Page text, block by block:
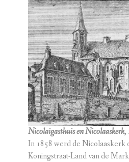
Nicolaigasthuis en Nicolaaskerk,
In 1858 werd de Nicolaaskerk
Koningstraat-Land van de